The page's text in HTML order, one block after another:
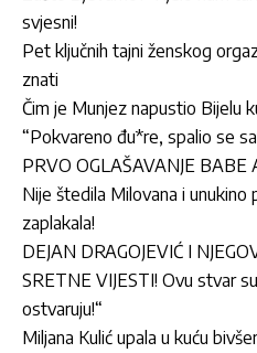
svjesni!
Pet ključnih tajni ženskog
znati
Čim je Munjez napustio Bijelu
“Pokvareno đu*re, spalio se
PRVO OGLAŠAVANJE BABE
Nije štedila Milovana i unukino
zaplakala!
DEJAN DRAGOJEVIĆ I
SRETNE VIJESTI! Ovu stvar
ostvaruju!“
Miljana Kulić upala u kuću